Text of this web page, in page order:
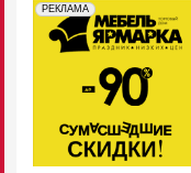
erid: 2SDnjeFymr3
РЕКЛАМА
Реклама